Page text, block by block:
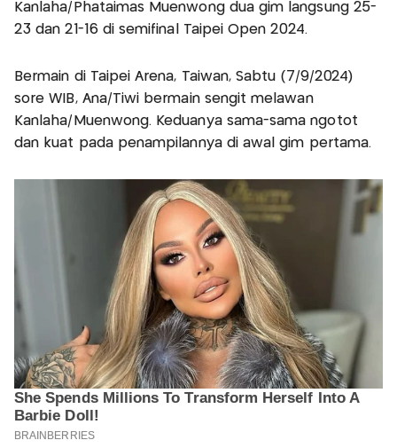
Kanlaha/Phataimas Muenwong dua gim langsung 25-
23 dan 21-16 di semifinal Taipei Open 2024.
Bermain di Taipei Arena, Taiwan, Sabtu (7/9/2024)
sore WIB, Ana/Tiwi bermain sengit melawan
Kanlaha/Muenwong. Keduanya sama-sama ngotot
dan kuat pada penampilannya di awal gim pertama.